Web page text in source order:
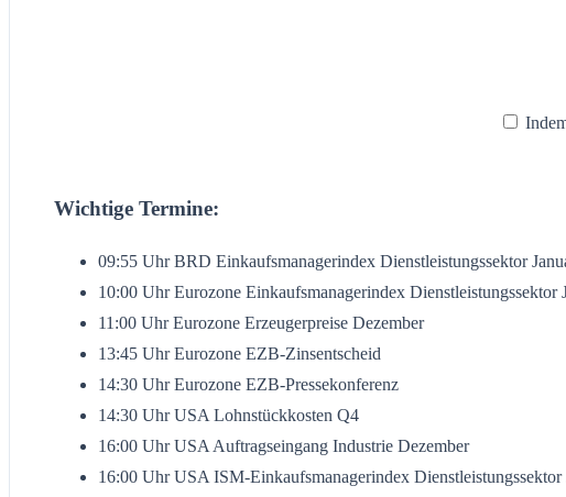
Wichtige Termine:
09:55 Uhr BRD Einkaufsmanagerindex Dienstleistungssektor
10:00 Uhr Eurozone Einkaufsmanagerindex Dienstleistungssektor
11:00 Uhr Eurozone Erzeugerpreise Dezember
13:45 Uhr Eurozone EZB-Zinsentscheid
14:30 Uhr Eurozone EZB-Pressekonferenz
14:30 Uhr USA Lohnstückkosten Q4
16:00 Uhr USA Auftragseingang Industrie Dezember
16:00 Uhr USA ISM-Einkaufsmanagerindex Dienstleistungssektor